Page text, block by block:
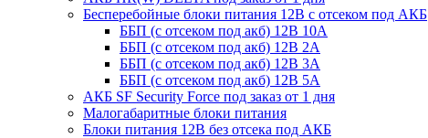
Бесперебойные блоки питания 12В с отсеком под АКБ
ББП (с отсеком под акб) 12В 10А
ББП (с отсеком под акб) 12В 2А
ББП (с отсеком под акб) 12В 3А
ББП (с отсеком под акб) 12В 5А
АКБ SF Security Force под заказ от 1 дня
Малогабаритные блоки питания
Блоки питания 12В без отсека под АКБ